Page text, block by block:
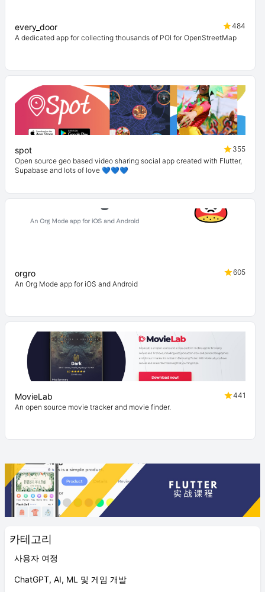
카테고리
사용자 여정
ChatGPT, AI, ML 및 게임 개발
every_door
484
A dedicated app for collecting thousands of POI for OpenStreetMap
spot
355
Open source geo based video sharing social app created with Flutter,
Supabase and lots of love 💙💙💙
orgro
605
An Org Mode app for iOS and Android
MovieLab
441
An open source movie tracker and movie finder.